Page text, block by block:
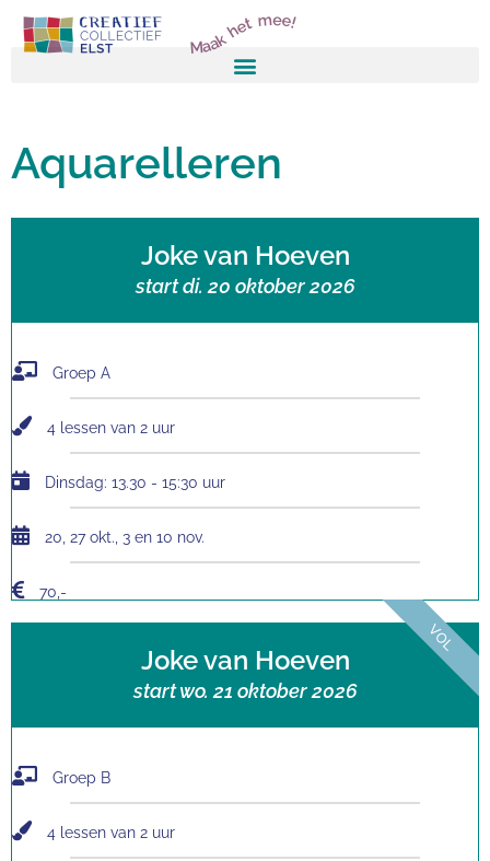
Maak het mee!
Aquarelleren
Joke van Hoeven
start di. 20 oktober 2026
Groep A
4 lessen van 2 uur
Dinsdag: 13.30 - 15:30 uur
20, 27 okt., 3 en 10 nov.
70,-
VOL
Joke van Hoeven
start wo. 21 oktober 2026
Groep B
4 lessen van 2 uur